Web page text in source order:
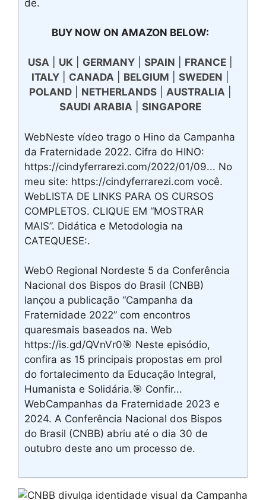
de.
BUY NOW ON AMAZON BELOW:
USA| UK| GERMANY| SPAIN FRANCE|
ITALY| CANADA| BELGIUM SWEDEN
POLAND| NETHERLANDS| AUSTRALIA|
SAUDI ARABIA| SINGAPORE
WebNeste vídeo trago o Hino da Campanha
da Fraternidade 2022. Cifra do HINO:
https://cindyferrarezi.com/2022/01/09... No
meu site: https://cindyferrarezi.com você.
WebLISTA DE LINKS PARA OS CURSOS
COMPLETOS. CLIQUE EM “MOSTRAR
MAIS”. Didática e Metodologia na
CATEQUESE:.
WebO Regional Nordeste 5 da Conferência
Nacional dos Bispos do Brasil (CNBB)
lançou a publicação “Campanha da
Fraternidade 2022” com encontros
quaresmais baseados na. Web️
https://is.gd/QVnVr0🎯 Neste episódio,
confira as 15 principais propostas em prol
do fortalecimento da Educação Integral,
Humanista e Solidária.🎯 Confir...
WebCampanhas da Fraternidade 2023 e
2024. A Conferência Nacional dos Bispos
do Brasil (CNBB) abriu até o dia 30 de
outubro deste ano um processo de.